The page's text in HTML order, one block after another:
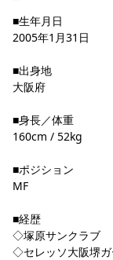
■生年月日
2005年1月31日
■出身地
大阪府
■身長／体重
160cm / 52kg
■ポジション
MF
■経歴
◇塚原サンクラブ
◇セレッソ大阪堺